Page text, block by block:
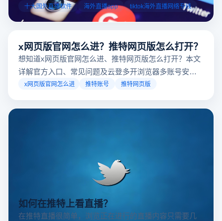
业工具规避风险，能显著降低封号概率。以下推荐十大国外
台，并结合云登多开浏览器的功能，详解如何安全高效运营。
十大国外直播软件 海外直播app tiktok海外直播网络专线
x网页版官网怎么进？推特网页版怎么打开？
想知道x网页版官网怎么进、推特网页版怎么打开？本文
详解官方入口、常见问题及云登多开浏览器多账号安全
访问方案，助你稳定登录高效运营。
x网页版官网怎么进 推特账号 推特网页版
如何在推特上看直播？
在推特直播很简单，浏览正在进行的直播内容只需要几